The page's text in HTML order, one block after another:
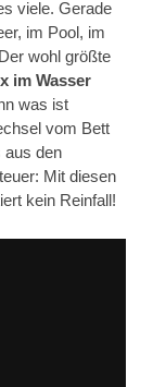
viele. Gerade
im Pool, im
wohl größte
im Wasser
was ist
vom Bett
aus den
Mit diesen
kein Reinfall!